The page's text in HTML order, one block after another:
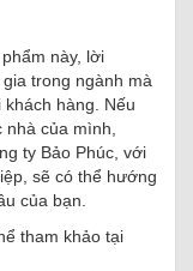
này, lời
trong ngành mà
hàng. Nếu
của mình,
ty Bảo Phúc, với
sẽ có thể hướng
của bạn.
tham khảo tại